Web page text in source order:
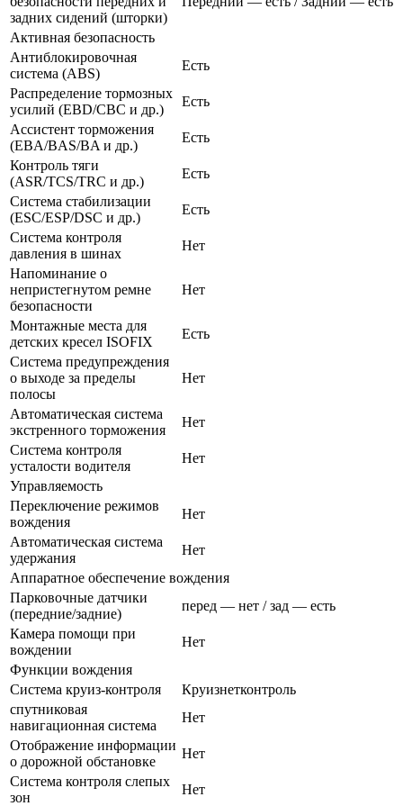
задних сидений (шторки)
Активная безопасность
Антиблокировочная
система (ABS)
Есть
Распределение тормозных
усилий (EBD/CBC и др.)
Есть
Ассистент торможения
(EBA/BAS/BA и др.)
Есть
Контроль тяги
(ASR/TCS/TRC и др.)
Есть
Система стабилизации
(ESC/ESP/DSC и др.)
Есть
Система контроля
давления в шинах
Нет
Напоминание о
непристегнутом ремне
безопасности
Нет
Монтажные места для
детских кресел ISOFIX
Есть
Система предупреждения
о выходе за пределы
полосы
Нет
Автоматическая система
экстренного торможения
Нет
Система контроля
усталости водителя
Нет
Управляемость
Переключение режимов
вождения
Нет
Автоматическая система
удержания
Нет
Аппаратное обеспечение вождения
Парковочные датчики
(передние/задние)
перед — нет / зад — есть
Камера помощи при
вождении
Нет
Функции вождения
Система круиз-контроля
Круизнетконтроль
спутниковая
навигационная система
Нет
Отображение информации
о дорожной обстановке
Нет
Система контроля слепых
зон
Нет